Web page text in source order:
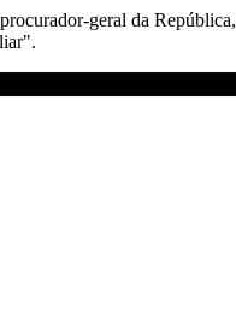
geral da República,